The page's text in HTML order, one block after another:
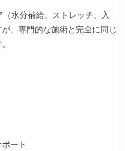
水分補給、ストレッチ、入
、専門的な施術と完全に同じ
ート